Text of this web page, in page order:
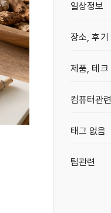
일상정보
장소, 후기
제품, 테크
컴퓨터관련
태그 없음
팁관련